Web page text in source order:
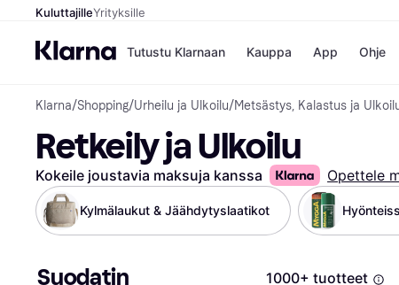
KuluttajilleYrityksille
Tutustu Klarnaan Kauppa
Kaupat
H&M
Peten
Wolt
App Ohje
Klarna/Shopping/Urheilu ja Ulkoilu/Metsästys, Kalastus ja
Retkeily ja Ulkoilu
Kokeile joustavia maksuja kanssa Opettele
Kylmälaukut & Jäähdytyslaatikot
Suodatin 1000+ tuotteet